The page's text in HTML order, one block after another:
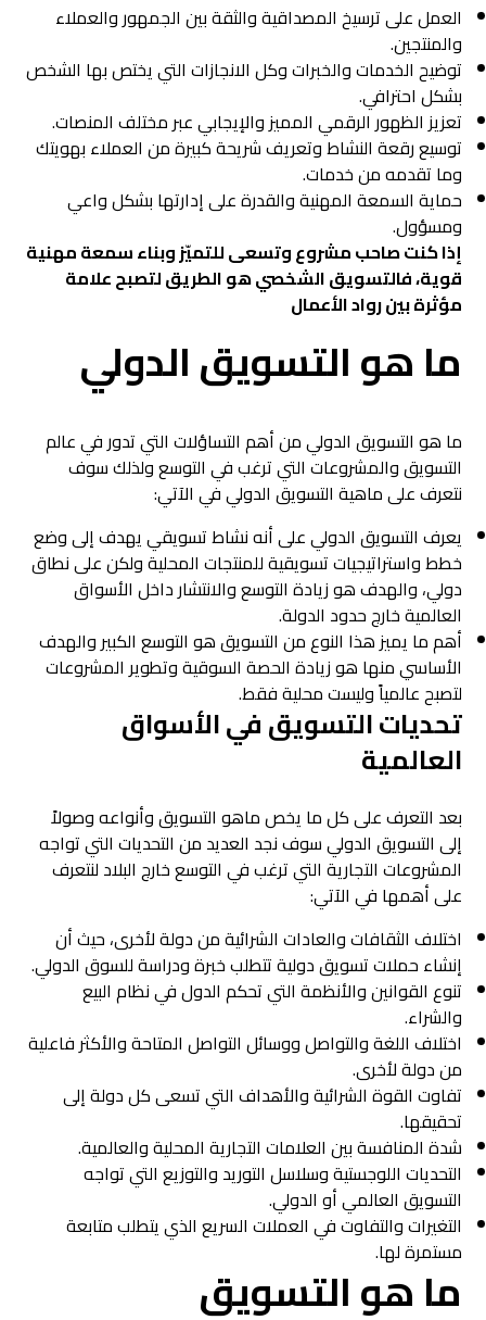
العمل على ترسيخ المصداقية والثقة بين الجمهور والعملاء
والمنتجين.
توضيح الخدمات والخبرات وكل الانجازات التي يختص بها الشخص
بشكل احترافي.
تعزيز الظهور الرقمي المميز والإيجابي عبر مختلف المنصات.
توسيع رقعة النشاط وتعريف شريحة كبيرة من العملاء بهويتك
وما تقدمه من خدمات.
حماية السمعة المهنية والقدرة على إدارتها بشكل واعي
ومسؤول.
إذا كنت صاحب مشروع وتسعى للتميّز وبناء سمعة مهنية
قوية، فالتسويق الشخصي هو الطريق لتصبح علامة
مؤثرة بين رواد الأعمال
ما هو التسويق الدولي
ما هو التسويق الدولي من أهم التساؤلات التي تدور في عالم
التسويق والمشروعات التي ترغب في التوسع ولذلك سوف
نتعرف على ماهية التسويق الدولي في الآتي:
يعرف التسويق الدولي على أنه نشاط تسويقي يهدف إلى وضع
خطط واستراتيجيات تسويقية للمنتجات المحلية ولكن على نطاق
دولي، والهدف هو زيادة التوسع والانتشار داخل الأسواق
العالمية خارج حدود الدولة.
أهم ما يميز هذا النوع من التسويق هو التوسع الكبير والهدف
الأساسي منها هو زيادة الحصة السوقية وتطوير المشروعات
لتصبح عالمياً وليست محلية فقط.
تحديات التسويق في الأسواق
العالمية
بعد التعرف على كل ما يخص ماهو التسويق وأنواعه وصولاً
إلى التسويق الدولي سوف نجد العديد من التحديات التي تواجه
المشروعات التجارية التي ترغب في التوسع خارج البلاد لنتعرف
على أهمها في الآتي:
اختلاف الثقافات والعادات الشرائية من دولة لأخرى، حيث أن
إنشاء حملات تسويق دولية تتطلب خبرة ودراسة للسوق الدولي.
تنوع القوانين والأنظمة التي تحكم الدول في نظام البيع
والشراء.
اختلاف اللغة والتواصل ووسائل التواصل المتاحة والأكثر فاعلية
من دولة لأخرى.
تفاوت القوة الشرائية والأهداف التي تسعى كل دولة إلى
تحقيقها.
شدة المنافسة بين العلامات التجارية المحلية والعالمية.
التحديات اللوجستية وسلاسل التوريد والتوزيع التي تواجه
التسويق العالمي أو الدولي.
التغيرات والتفاوت في العملات السريع الذي يتطلب متابعة
مستمرة لها.
ما هو التسويق